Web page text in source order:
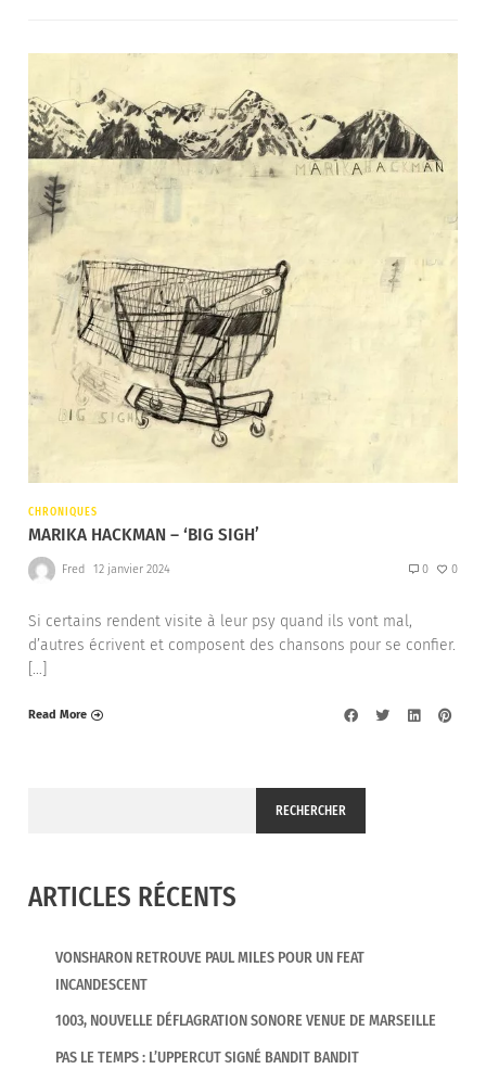
CHRONIQUES
MARIKA HACKMAN – ‘BIG SIGH’
Fred 12 janvier 2024 0 0
Si certains rendent visite à leur psy quand ils vont mal,
d’autres écrivent et composent des chansons pour se confier.
[…]
Read More
RECHERCHER
ARTICLES RÉCENTS
VONSHARON RETROUVE PAUL MILES POUR UN FEAT
INCANDESCENT
1003, NOUVELLE DÉFLAGRATION SONORE VENUE DE MARSEILLE
PAS LE TEMPS : L’UPPERCUT SIGNÉ BANDIT BANDIT